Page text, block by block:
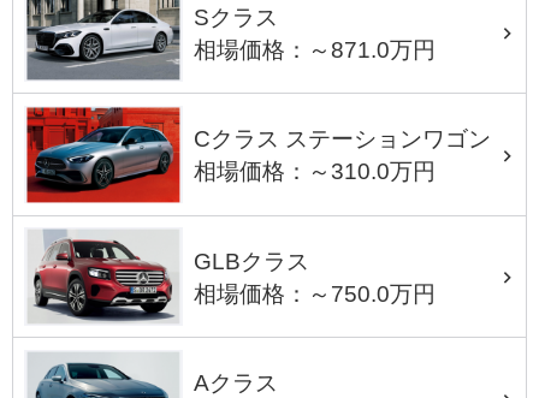
Sクラス
相場価格：～871.0万円
Cクラス ステーションワゴン
相場価格：～310.0万円
GLBクラス
相場価格：～750.0万円
Aクラス